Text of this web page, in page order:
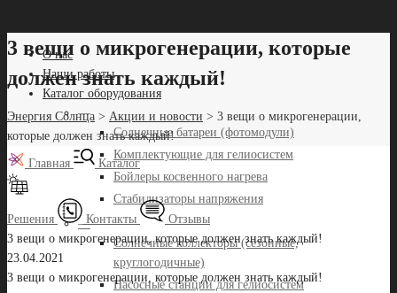
О нас
Наши работы
Каталог оборудования
—
Солнечные батареи (фотомодули)
Комплектующие для гелиосистем
Бойлеры косвенного нагрева
Стабилизаторы напряжения
—
Солнечные коллекторы (сезонные,
круглогодичные)
Насосные станции для гелиосистем
3 вещи о микрогенерации, которые
должен знать каждый!
Энергия Солнца > Акции и новости > 3 вещи о микрогенерации,
которые должен знать каждый!
Главная Каталог
Решения Контакты
Отзывы
3 вещи о микрогенерации, которые должен знать каждый!
23.04.2021
3 вещи о микрогенерации, которые должен знать каждый!